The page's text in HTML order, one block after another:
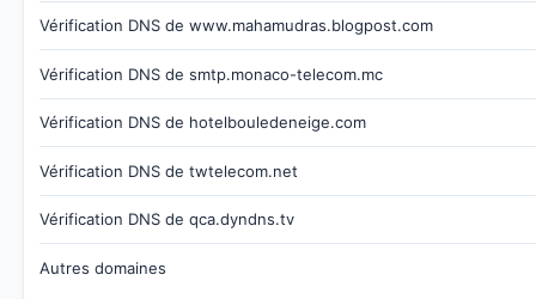
Vérification DNS de www.mahamudras.blogpost.com
Vérification DNS de smtp.monaco-telecom.mc
Vérification DNS de hotelbouledeneige.com
Vérification DNS de twtelecom.net
Vérification DNS de qca.dyndns.tv
Autres domaines